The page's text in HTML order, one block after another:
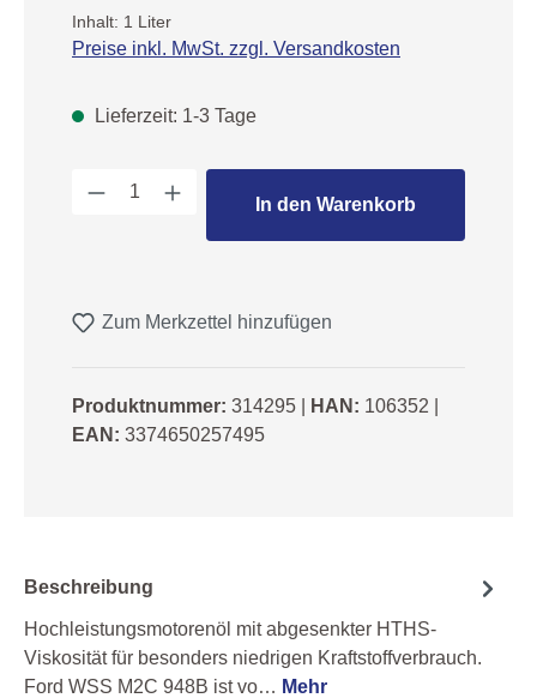
Inhalt: 1 Liter
Preise inkl. MwSt. zzgl. Versandkosten
Lieferzeit: 1-3 Tage
Produkt Anzahl: Gib den
In den Warenkorb
Zum Merkzettel hinzufügen
Produktnummer: 314295 HAN: 106352
EAN: 3374650257495
Beschreibung
Hochleistungsmotorenöl mit abgesenkter HTHS-
Viskosität für besonders niedrigen Kraftstoffverbrauch.
Ford WSS M2C 948B ist vo… Mehr